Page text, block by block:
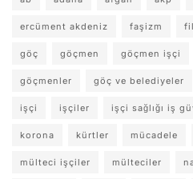
ercüment akdeniz faşizm
göç göçmen göçmen işçi
göçmenler göç ve belediyeler
işçi işçiler işçi sağlığı iş
korona kürtler mücadele
mülteci işçiler mülteciler